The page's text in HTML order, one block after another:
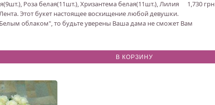
1,730 грн
Роза белая(11шт.), Хризантема белая(11шт.), Лилия
Этот букет настоящее восхищение любой девушки.
облаком", то будьте уверены Ваша дама не сможет Вам